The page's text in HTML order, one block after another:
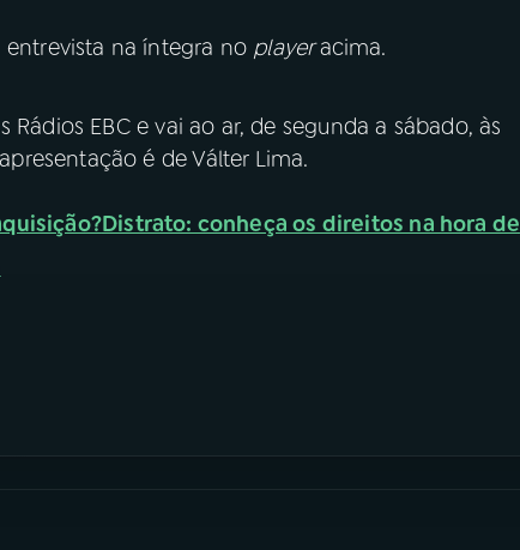
na íntegra no playeracima.
Rádios EBC e vai ao ar, de segunda a sábado, às
é de Válter Lima.
Distrato: conheça os direitos na hora de